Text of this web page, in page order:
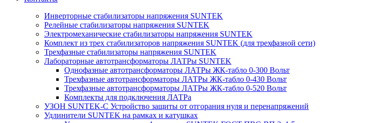
Инверторные стабилизаторы напряжения SUNTEK
Релейные стабилизаторы напряжения SUNTEK
Электромеханические стабилизаторы напряжения SUNTEK
Комплект из трех стабилизаторов напряжения SUNTEK (для трехфазной сети)
Трехфазные стабилизаторы напряжения SUNTEK
Лабораторные автотрансформаторы ЛАТРы SUNTEK
Однофазные автотрансформаторы ЛАТРы ЖК-табло 0-300 Вольт
Трехфазные автотрансформаторы ЛАТРы ЖК-табло 0-430 Вольт
Трехфазные автотрансформаторы ЛАТРы ЖК-табло 0-520 Вольт
Комплекты для подключения ЛАТРа
УЗОН SUNTEK-C Устройство защиты от отгорания нуля и перенапряжений
Удлинители SUNTEK на рамках и катушках